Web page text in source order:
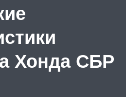
Хонда СБР